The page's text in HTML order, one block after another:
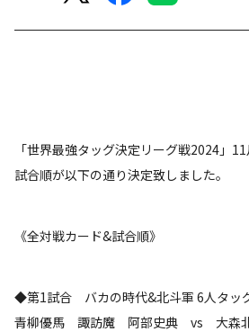
「世界最強タッグ決定リーグ戦2024」
試合順が以下の通り決定致しました。
《全対戦カード&試合順》
◆第1試合 バカの時代&北斗軍 6人タッ
青柳優馬 諏訪魔 阿部史典 vs 大森